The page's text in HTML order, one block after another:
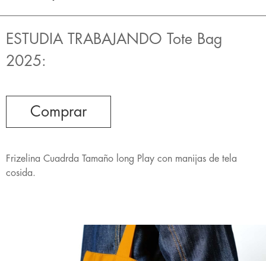
ESTUDIA TRABAJANDO Tote Bag
2025:
Comprar
Frizelina Cuadrda Tamaño long Play con manijas de tela
cosida.